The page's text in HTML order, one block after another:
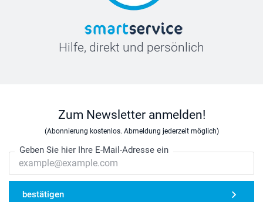
Hilfe, direkt und persönlich
Zum Newsletter anmelden!
(Abonnierung kostenlos. Abmeldung jederzeit möglich)
Geben Sie hier Ihre E-Mail-Adresse ein
bestätigen